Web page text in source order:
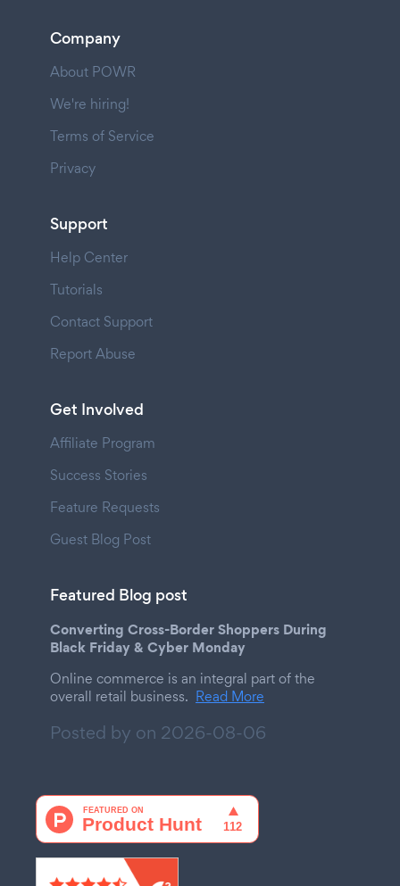
Company
About POWR
We're hiring!
Terms of Service
Privacy
Support
Help Center
Tutorials
Contact Support
Report Abuse
Get Involved
Affiliate Program
Success Stories
Feature Requests
Guest Blog Post
Featured Blog post
Converting Cross-Border Shoppers During
Black Friday & Cyber Monday
Online commerce is an integral part of the
overall retail business. Read More
Posted by on 2026-08-06